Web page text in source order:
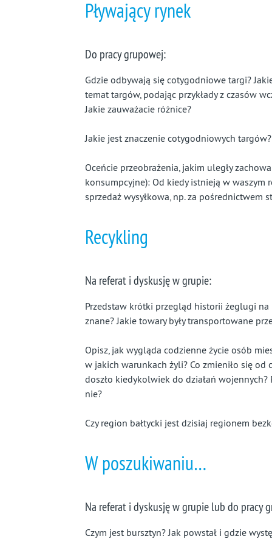
Pływający rynek
Do pracy grupowej:
Gdzie odbywają się cotygodniowe targi?
temat targów, podając przykłady z czasów
Jakie zauważacie różnice?
Jakie jest znaczenie cotygodniowych
Oceńcie przeobrażenia, jakim uległy
konsumpcyjne): Od kiedy istnieją w waszym
sprzedaż wysyłkowa, np. za pośrednictwem
Recykling
Na referat i dyskusję w grupie:
Przedstaw krótki przegląd historii żeglugi na
znane? Jakie towary były transportowane
Opisz, jak wygląda codzienne życie osób
w jakich warunkach żyli? Co zmieniło się od
doszło kiedykolwiek do działań wojennych?
nie?
Czy region bałtycki jest dzisiaj regionem
W poszukiwaniu…
Na referat i dyskusję w grupie lub do pracy
Czym jest bursztyn? Jak powstał i gdzie